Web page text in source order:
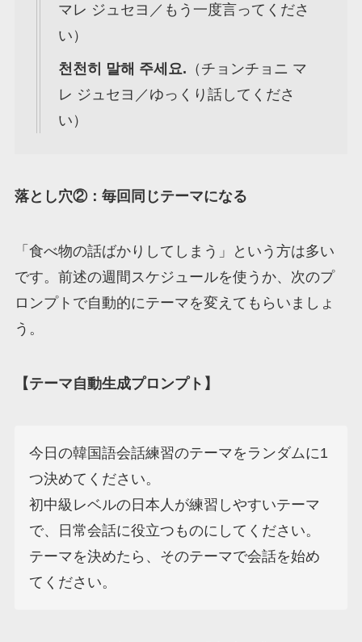
マレ ジュセヨ／もう一度言ってくださ
い）
천천히 말해 주세요. （チョンチョニ マ
レ ジュセヨ／ゆっくり話してくださ
い）
落とし穴②：毎回同じテーマになる
「食べ物の話ばかりしてしまう」という方は多い
です。前述の週間スケジュールを使うか、次のプ
ロンプトで自動的にテーマを変えてもらいましょ
う。
【テーマ自動生成プロンプト】
今日の韓国語会話練習のテーマをランダムに1
つ決めてください。
初中級レベルの日本人が練習しやすいテーマ
で、日常会話に役立つものにしてください。
テーマを決めたら、そのテーマで会話を始め
てください。